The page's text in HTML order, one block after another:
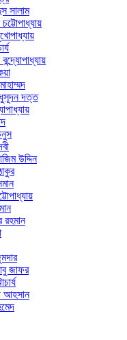
সালাম
দত্ত
উদ্দিন
রহমান
জাফর
আহসান